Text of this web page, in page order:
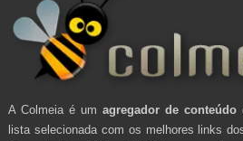
A Colmeia é um agregador de conteúdo
lista selecionada com os melhores links